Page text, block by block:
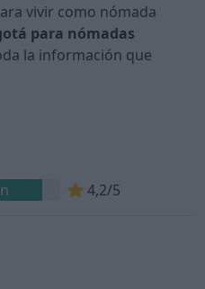
vivir como nómada
para nómadas
la información que
4,2/5